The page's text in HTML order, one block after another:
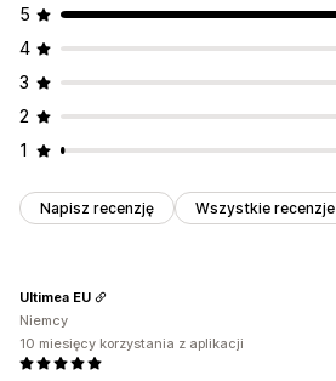
5
4
3
2
1
Napisz recenzję Wszystkie recenzje
Ultimea EU
Niemcy
10 miesięcy korzystania z aplikacji